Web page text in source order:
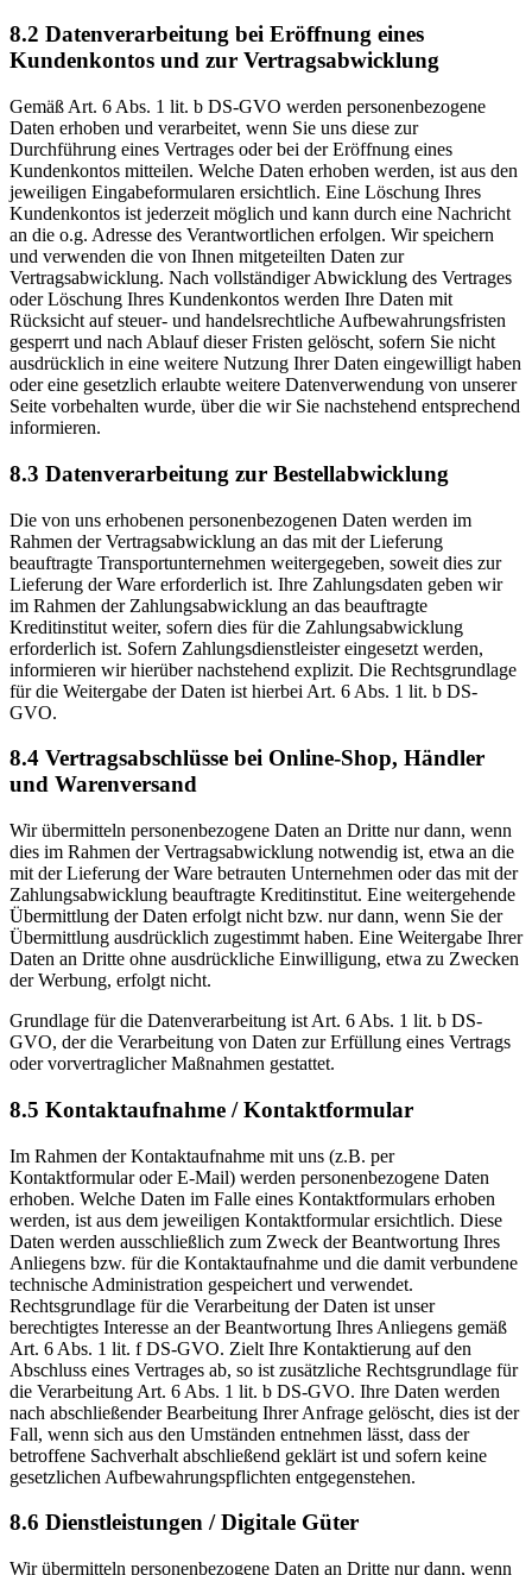
8.2 Datenverarbeitung bei Eröffnung eines
Kundenkontos und zur Vertragsabwicklung
Gemäß Art. 6 Abs. 1 lit. b DS-GVO werden personenbezogene
Daten erhoben und verarbeitet, wenn Sie uns diese zur
Durchführung eines Vertrages oder bei der Eröffnung eines
Kundenkontos mitteilen. Welche Daten erhoben werden, ist aus den
jeweiligen Eingabeformularen ersichtlich. Eine Löschung Ihres
Kundenkontos ist jederzeit möglich und kann durch eine Nachricht
an die o.g. Adresse des Verantwortlichen erfolgen. Wir speichern
und verwenden die von Ihnen mitgeteilten Daten zur
Vertragsabwicklung. Nach vollständiger Abwicklung des Vertrages
oder Löschung Ihres Kundenkontos werden Ihre Daten mit
Rücksicht auf steuer- und handelsrechtliche Aufbewahrungsfristen
gesperrt und nach Ablauf dieser Fristen gelöscht, sofern Sie nicht
ausdrücklich in eine weitere Nutzung Ihrer Daten eingewilligt haben
oder eine gesetzlich erlaubte weitere Datenverwendung von unserer
Seite vorbehalten wurde, über die wir Sie nachstehend entsprechend
informieren.
8.3 Datenverarbeitung zur Bestellabwicklung
Die von uns erhobenen personenbezogenen Daten werden im
Rahmen der Vertragsabwicklung an das mit der Lieferung
beauftragte Transportunternehmen weitergegeben, soweit dies zur
Lieferung der Ware erforderlich ist. Ihre Zahlungsdaten geben wir
im Rahmen der Zahlungsabwicklung an das beauftragte
Kreditinstitut weiter, sofern dies für die Zahlungsabwicklung
erforderlich ist. Sofern Zahlungsdienstleister eingesetzt werden,
informieren wir hierüber nachstehend explizit. Die Rechtsgrundlage
für die Weitergabe der Daten ist hierbei Art. 6 Abs. 1 lit. b DS-
GVO.
8.4 Vertragsabschlüsse bei Online-Shop, Händler
und Warenversand
Wir übermitteln personenbezogene Daten an Dritte nur dann, wenn
dies im Rahmen der Vertragsabwicklung notwendig ist, etwa an die
mit der Lieferung der Ware betrauten Unternehmen oder das mit der
Zahlungsabwicklung beauftragte Kreditinstitut. Eine weitergehende
Übermittlung der Daten erfolgt nicht bzw. nur dann, wenn Sie der
Übermittlung ausdrücklich zugestimmt haben. Eine Weitergabe Ihrer
Daten an Dritte ohne ausdrückliche Einwilligung, etwa zu Zwecken
der Werbung, erfolgt nicht.
Grundlage für die Datenverarbeitung ist Art. 6 Abs. 1 lit. b DS-
GVO, der die Verarbeitung von Daten zur Erfüllung eines Vertrags
oder vorvertraglicher Maßnahmen gestattet.
8.5 Kontaktaufnahme / Kontaktformular
Im Rahmen der Kontaktaufnahme mit uns (z.B. per
Kontaktformular oder E-Mail) werden personenbezogene Daten
erhoben. Welche Daten im Falle eines Kontaktformulars erhoben
werden, ist aus dem jeweiligen Kontaktformular ersichtlich. Diese
Daten werden ausschließlich zum Zweck der Beantwortung Ihres
Anliegens bzw. für die Kontaktaufnahme und die damit verbundene
technische Administration gespeichert und verwendet.
Rechtsgrundlage für die Verarbeitung der Daten ist unser
berechtigtes Interesse an der Beantwortung Ihres Anliegens gemäß
Art. 6 Abs. 1 lit. f DS-GVO. Zielt Ihre Kontaktierung auf den
Abschluss eines Vertrages ab, so ist zusätzliche Rechtsgrundlage für
die Verarbeitung Art. 6 Abs. 1 lit. b DS-GVO. Ihre Daten werden
nach abschließender Bearbeitung Ihrer Anfrage gelöscht, dies ist der
Fall, wenn sich aus den Umständen entnehmen lässt, dass der
betroffene Sachverhalt abschließend geklärt ist und sofern keine
gesetzlichen Aufbewahrungspflichten entgegenstehen.
8.6 Dienstleistungen / Digitale Güter
Wir übermitteln personenbezogene Daten an Dritte nur dann, wenn